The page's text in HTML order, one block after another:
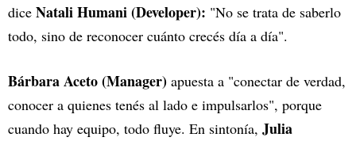
dice Natali Humani (Developer): "No se trata de saberlo
todo, sino de reconocer cuánto crecés día a día".
Bárbara Aceto (Manager) apuesta a "conectar de verdad,
conocer a quienes tenés al lado e impulsarlos", porque
cuando hay equipo, todo fluye. En sintonía, Julia